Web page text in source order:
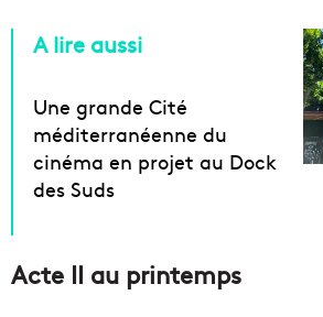
A lire aussi
Une grande Cité
méditerranéenne du
cinéma en projet au Dock
des Suds
Acte II au printemps